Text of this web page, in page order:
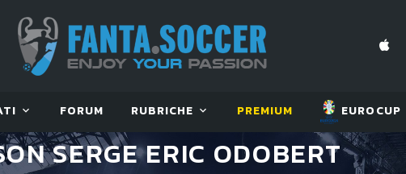
FORUM RUBRICHE PREMIUM EUROCUP
SERGE ERIC ODOBERT